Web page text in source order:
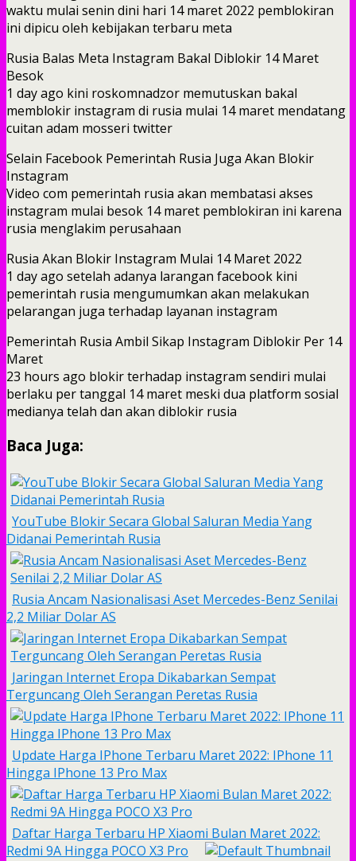
waktu mulai senin dini hari 14 maret 2022 pemblokiran
ini dipicu oleh kebijakan terbaru meta
Rusia Balas Meta Instagram Bakal Diblokir 14 Maret
Besok
1 day ago kini roskomnadzor memutuskan bakal
memblokir instagram di rusia mulai 14 maret mendatang
cuitan adam mosseri twitter
Selain Facebook Pemerintah Rusia Juga Akan Blokir
Instagram
Video com pemerintah rusia akan membatasi akses
instagram mulai besok 14 maret pemblokiran ini karena
rusia menglakim perusahaan
Rusia Akan Blokir Instagram Mulai 14 Maret 2022
1 day ago setelah adanya larangan facebook kini
pemerintah rusia mengumumkan akan melakukan
pelarangan juga terhadap layanan instagram
Pemerintah Rusia Ambil Sikap Instagram Diblokir Per 14
Maret
23 hours ago blokir terhadap instagram sendiri mulai
berlaku per tanggal 14 maret meski dua platform sosial
medianya telah dan akan diblokir rusia
Baca Juga:
YouTube Blokir Secara Global Saluran Media Yang
Didanai Pemerintah Rusia
Rusia Ancam Nasionalisasi Aset Mercedes-Benz Senilai
2,2 Miliar Dolar AS
Jaringan Internet Eropa Dikabarkan Sempat
Terguncang Oleh Serangan Peretas Rusia
Update Harga IPhone Terbaru Maret 2022: IPhone 11
Hingga IPhone 13 Pro Max
Daftar Harga Terbaru HP Xiaomi Bulan Maret 2022:
Redmi 9A Hingga POCO X3 Pro